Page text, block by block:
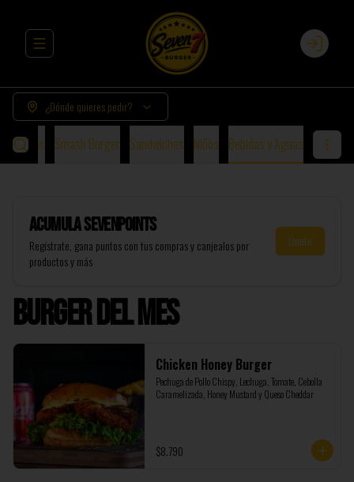
Abrir menu de navegación Login
¿Dónde quieres pedir?
Smash Burger Sandwiches Niños Bebidas y Aguas
AcumulaSevenPoints
Regístrate, gana puntos con tus compras y canjealos por
productos y más
Únete
Burger del Mes
Chicken Honey Burger
Pechuga de Pollo Chispy, Lechuga, Tomate, Cebolla
Caramelizada, Honey Mustard y Queso Cheddar
$8.790